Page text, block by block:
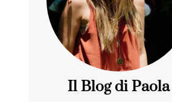
Il Blog di Paola